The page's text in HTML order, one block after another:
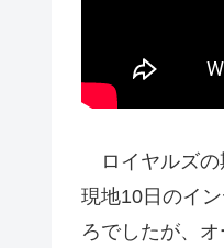
ロイヤルズの
現地10日のイ
ろでしたが、